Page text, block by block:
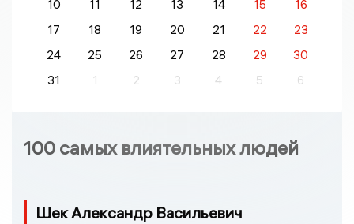
10 11 12 13 14 15
16
17
18 19 20 21 22
23
24
25 26 27 28 29
30
31
1 2 3 4 5 6
100 самых влиятельных людей
Шек Александр Васильевич